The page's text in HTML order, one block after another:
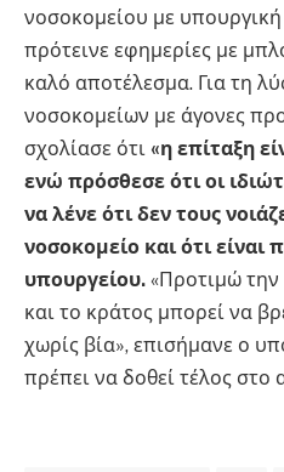
νοσοκομείου με
πρότεινε εφημερίες με
καλό αποτέλεσμα. Για τη
νοσοκομείων με άγονες
σχολίασε ότι «η επίταξη
ενώ πρόσθεσε ότι οι
να λένε ότι δεν τους
νοσοκομείο και ότι είναι
υπουργείου. «Προτιμώ
και το κράτος μπορεί να
χωρίς βία», επισήμανε ο
πρέπει να δοθεί τέλος στο